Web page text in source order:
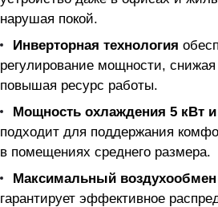
нарушая покой.
Инверторная технология
регулирование мощности, снижая
повышая ресурс работы.
Мощность охлаждения 5 кВт и
подходит для поддержания
в помещениях среднего размера.
Максимальный воздухообмен
гарантирует эффективное